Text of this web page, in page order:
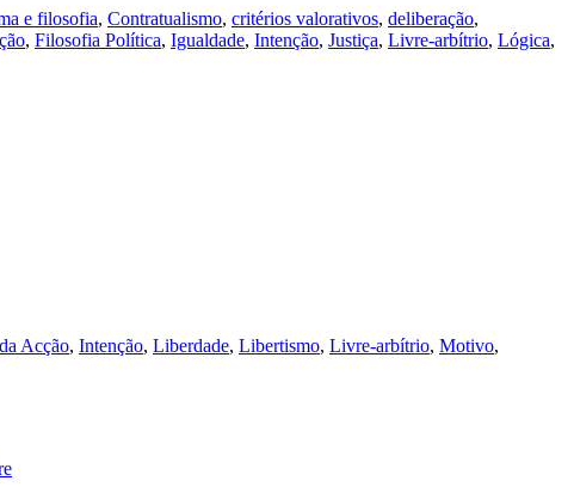
e filosofia, Contratualismo, critérios valorativos, deliberação,
, Filosofia Política, Igualdade, Intenção, Justiça, Livre-arbítrio, Lógica,
Acção, Intenção, Liberdade, Libertismo, Livre-arbítrio, Motivo,